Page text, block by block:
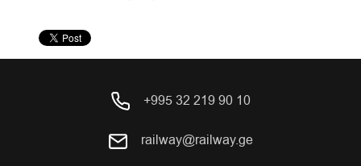
+995 32 219 90 10
railway@railway.ge